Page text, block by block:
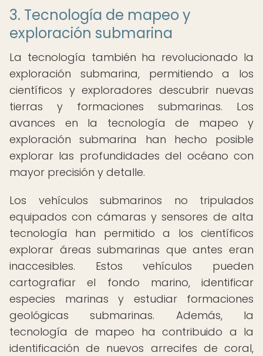
3. Tecnología de mapeo y
exploración submarina
La tecnología también ha revolucionado la
exploración submarina, permitiendo a los
científicos y exploradores descubrir nuevas
tierras y formaciones submarinas. Los
avances en la tecnología de mapeo y
exploración submarina han hecho posible
explorar las profundidades del océano con
mayor precisión y detalle.
Los vehículos submarinos no tripulados
equipados con cámaras y sensores de alta
tecnología han permitido a los científicos
explorar áreas submarinas que antes eran
inaccesibles. Estos vehículos pueden
cartografiar el fondo marino, identificar
especies marinas y estudiar formaciones
geológicas submarinas. Además, la
tecnología de mapeo ha contribuido a la
identificación de nuevos arrecifes de coral,